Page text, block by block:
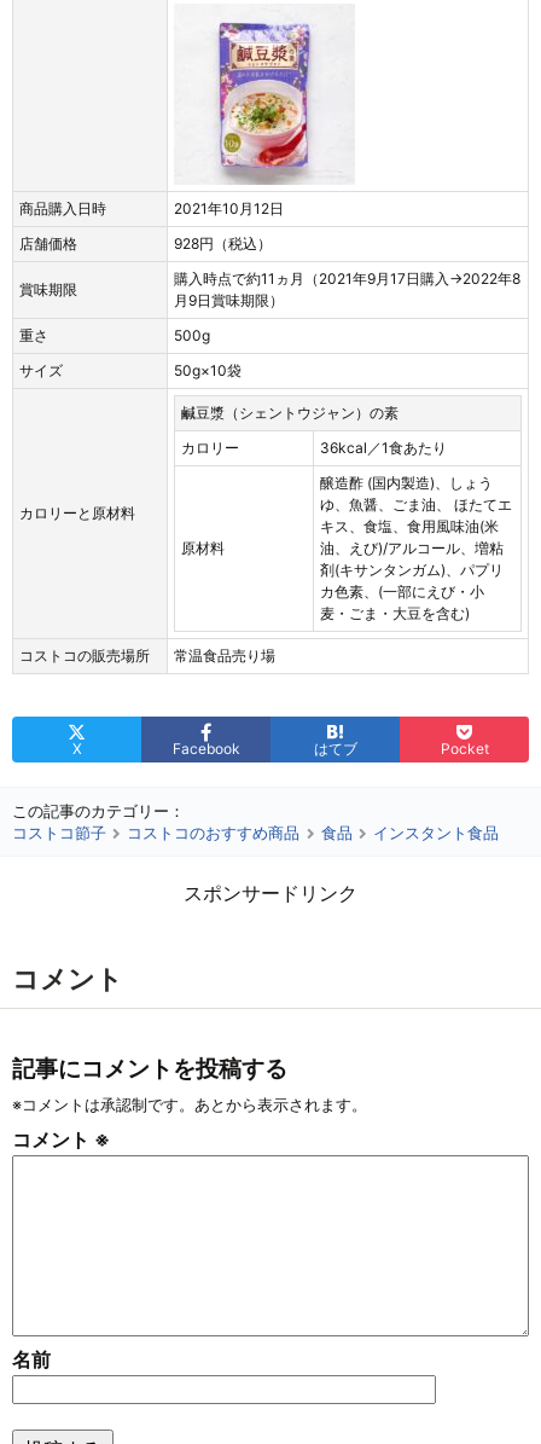
商品購入日時
2021年10月12日
店舗価格
928円（税込）
賞味期限
購入時点で約11ヵ月（2021年9月17日購入→2022年8
月9日賞味期限）
重さ
500g
サイズ
50g×10袋
カロリーと原材料
鹹豆漿（シェントウジャン）の素
カロリー
36kcal／1食あたり
原材料
醸造酢 (国内製造)、しょう
ゆ、魚醤、ごま油、 ほたてエ
キス、食塩、食用風味油(米
油、えび)/アルコール、増粘
剤(キサンタンガム)、パプリ
カ色素、(一部にえび・小
麦・ごま・大豆を含む)
コストコの販売場所 常温食品売り場
X Facebook はてブ Pocket
この記事のカテゴリー：
コストコ節子
コストコのおすすめ商品 食品 インスタント食品
スポンサードリンク
コメント
記事にコメントを投稿する
※コメントは承認制です。あとから表示されます。
コメント ※
名前